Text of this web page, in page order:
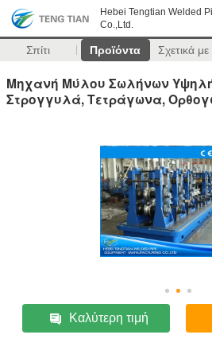
Hebei Tengtian Welded
Co.,Ltd.
Σπίτι Προϊόντα Σχετικά
Μηχανή Μύλου Σωλήνων
Στρογγυλά, Τετράγωνα,
Καλύτερη τιμή